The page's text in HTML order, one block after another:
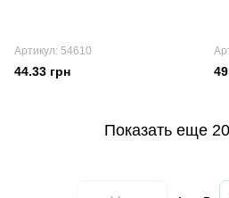
Артикул: 54610
44.33 грн
Показать еще